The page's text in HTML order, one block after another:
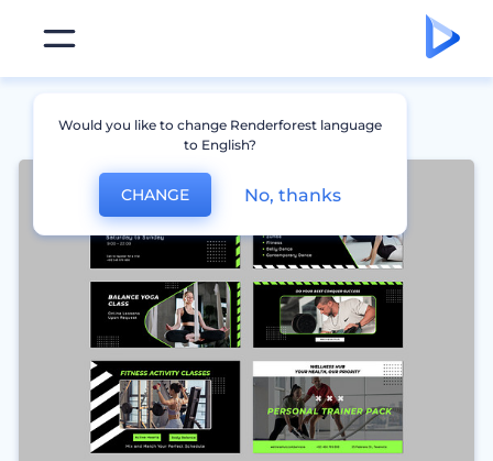
Would you like to change Renderforest language
to English?
CHANGE No, thanks